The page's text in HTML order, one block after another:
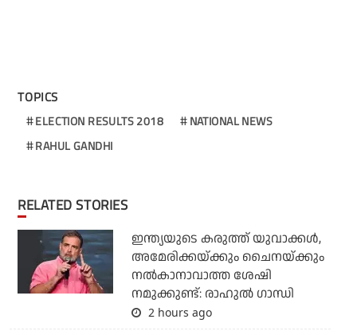
TOPICS
ELECTION RESULTS 2018
NATIONAL NEWS
RAHUL GANDHI
RELATED STORIES
ഇന്ത്യയുടെ കരുത്ത് യുവാക്കള്‍,
അമേരിക്കയ്ക്കും ചൈനയ്ക്കും
നല്‍കാനാവാത്ത ശേഷി
നമുക്കുണ്ട്: രാഹുല്‍ ഗാന്ധി
2 hours ago